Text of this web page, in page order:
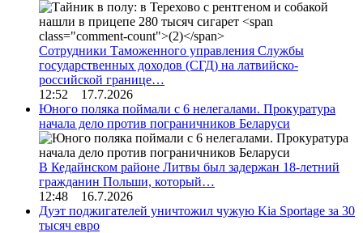
Сотрудники Таможенного управления Службы
государственных доходов (СГД) на латвийско-
российской границе…
12:52 17.7.2026
Юного поляка поймали с 6 нелегалами. Прокуратура
начала дело против пограничников Беларуси
В Кедайнском районе Литвы был задержан 18-летний
гражданин Польши, который…
12:48 16.7.2026
Дуэт поджигателей уничтожил чужую Kia Sportage за 30
тысяч евро